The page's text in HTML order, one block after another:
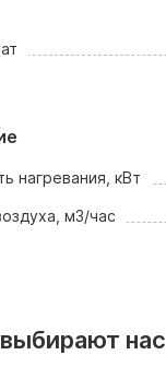
нагревания, кВт
м3/час
нас